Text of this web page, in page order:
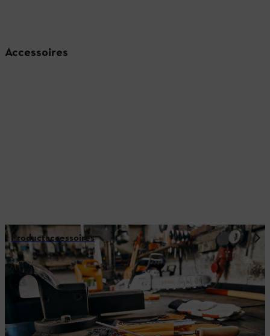
Accessoires
Productaccessoires